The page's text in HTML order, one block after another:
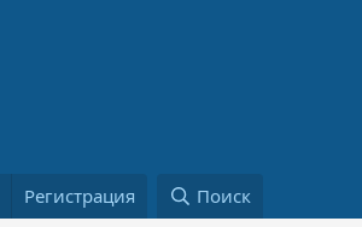
Регистрация Поиск